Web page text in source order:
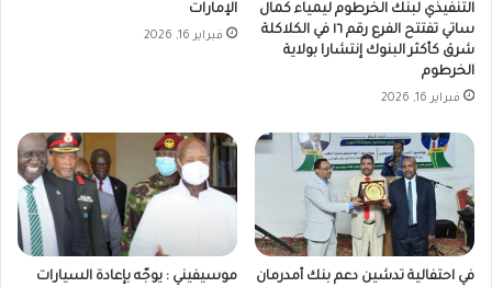
التنفيذي لبنك الخرطوم ليمياء كمال
ساتي تفتتح الفرع رقم ١٦ في الكلاكلة
شرق كأكثر البنوك إنتشارا بولاية
الخرطوم
فبراير 16, 2026
الإمارات
فبراير 16, 2026
في احتفالية تدشين دعم بنك أمدرمان
موسيفيني : يوجّه بإعادة السيارات